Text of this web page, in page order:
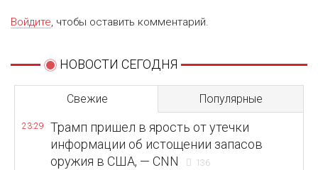
Войдите, чтобы оставить комментарий.
НОВОСТИ СЕГОДНЯ
Свежие Популярные
23:29
Трамп пришел в ярость от утечки
информации об истощении запасов
оружия в США, — CNN
136